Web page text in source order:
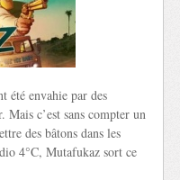
été envahie par des
Mais c’est sans compter un
des bâtons dans les
4°C, Mutafukaz sort ce